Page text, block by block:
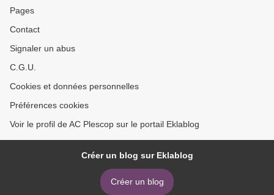
Pages
Contact
Signaler un abus
C.G.U.
Cookies et données personnelles
Préférences cookies
Voir le profil de AC Plescop sur le portail Eklablog
Créer un blog sur Eklablog
Créer un blog